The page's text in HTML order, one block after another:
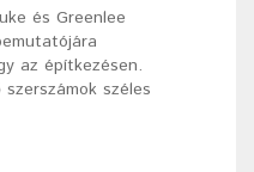
és Greenlee
az építkezésen.
széles